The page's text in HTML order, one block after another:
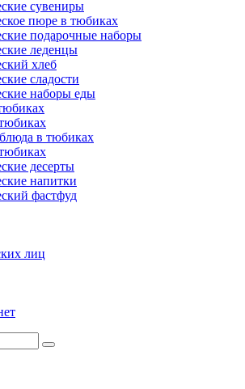
сувениры
пюре в тюбиках
подарочные наборы
леденцы
хлеб
сладости
наборы еды
в тюбиках
десерты
напитки
фастфуд
лиц